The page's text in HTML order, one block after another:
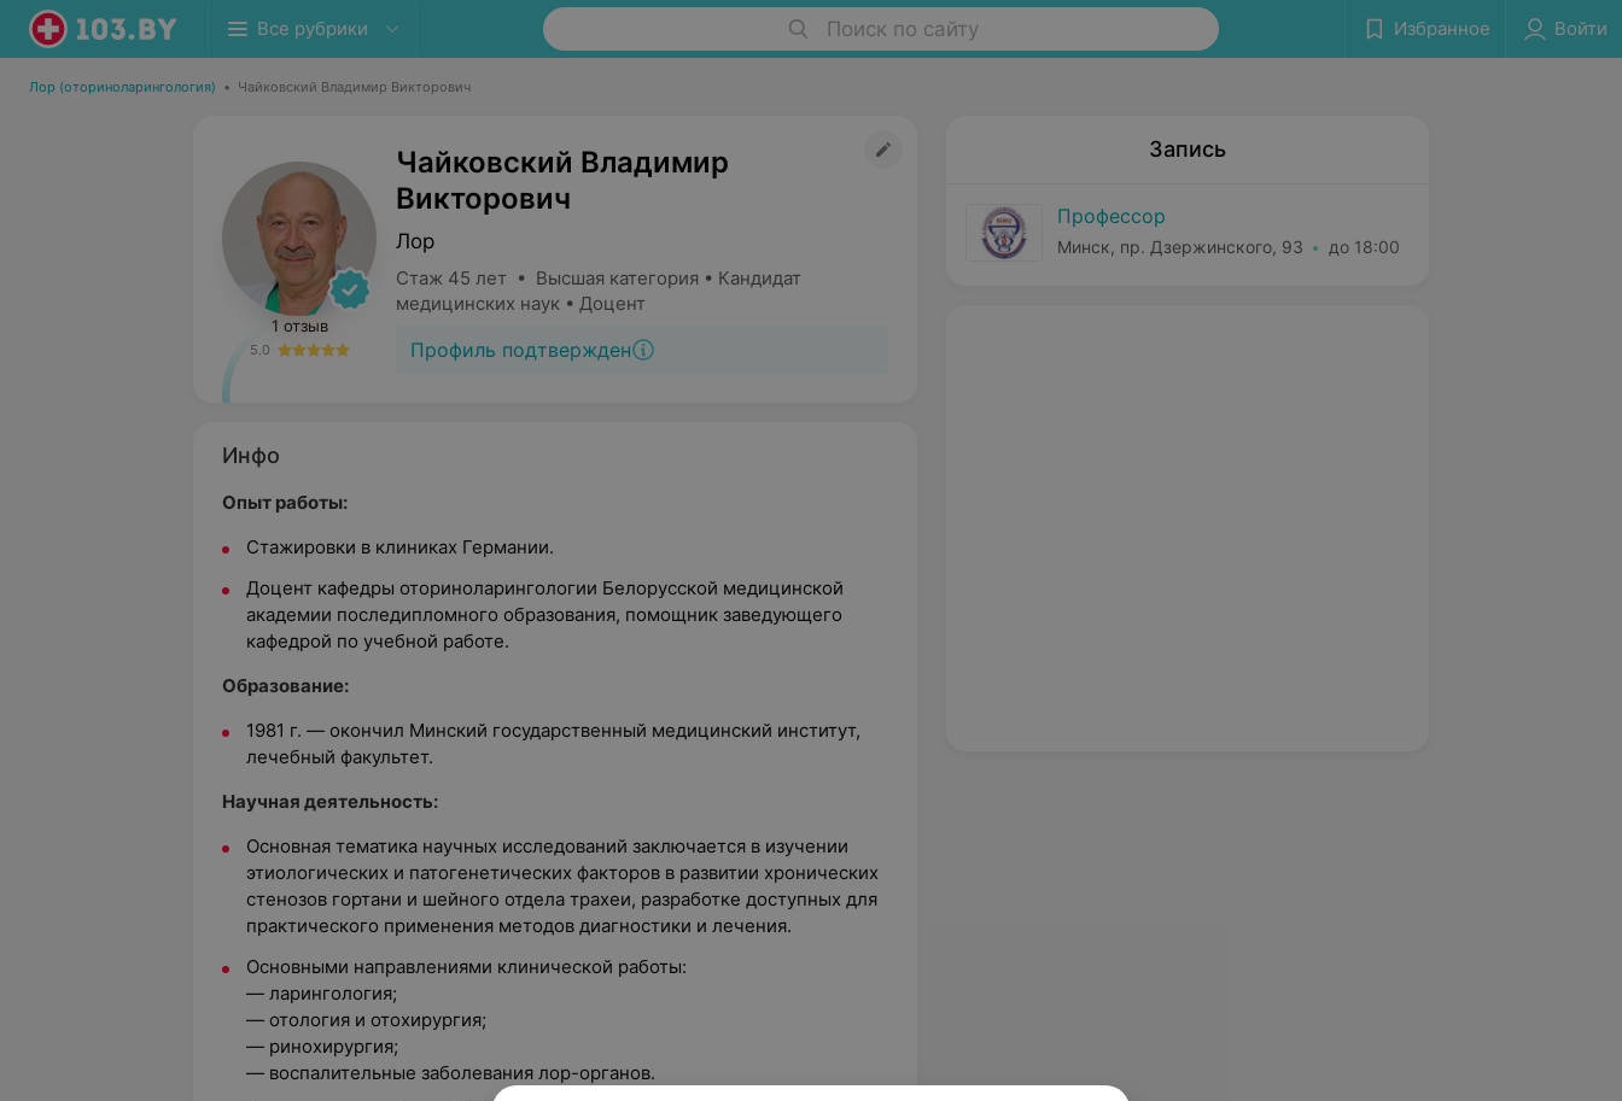
Все рубрики Поиск по сайту Избранное Войти
Лор (оториноларингология) • Чайковский Владимир Викторович
1 отзыв
5.0
Чайковский Владимир
Викторович
Лор
Стаж 45 лет • Высшая категория • Кандидат
медицинских наук • Доцент
Профиль подтвержден
Инфо
Опыт работы:
Стажировки в клиниках Германии.
Доцент кафедры оториноларингологии Белорусской медицинской
академии последипломного образования, помощник заведующего
кафедрой по учебной работе.
Образование:
1981 г. — окончил Минский государственный медицинский институт,
лечебный факультет.
Научная деятельность:
Основная тематика научных исследований заключается в изучении
этиологических и патогенетических факторов в развитии хронических
стенозов гортани и шейного отдела трахеи, разработке доступных для
практического применения методов диагностики и лечения.
Основными направлениями клинической работы:
— ларингология;
— отология и отохирургия;
— ринохирургия;
— воспалительные заболевания лор-органов.
Запись
Профессор
Минск, пр. Дзержинского, 93 до 18:00